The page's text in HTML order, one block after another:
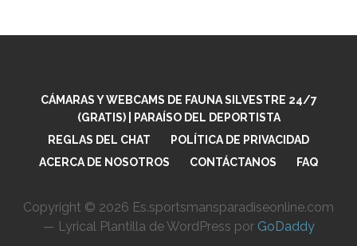
CÁMARAS Y WEBCAMS DE FAUNA SILVESTRE 24/7
(GRATIS) | PARAÍSO DEL DEPORTISTA
REGLAS DEL CHAT
POLÍTICA DE PRIVACIDAD
ACERCA DE NOSOTROS
CONTÁCTANOS FAQ
Copyright © 2026 Es.sportsmansparadiseonline.com
— Lyrical Plantilla de WordPress por GoDaddy